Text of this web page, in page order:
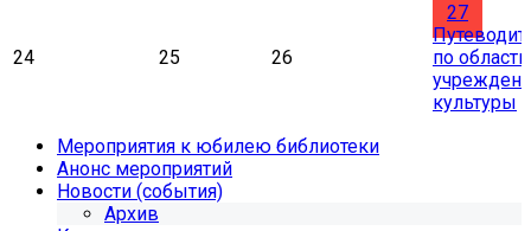
24 25 26
27
по
культуры
Мероприятия к юбилею библиотеки
Анонс мероприятий
Новости (события)
Архив